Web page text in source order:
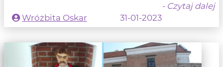
- Czytaj dalej
Wróżbita Oskar
31-01-2023